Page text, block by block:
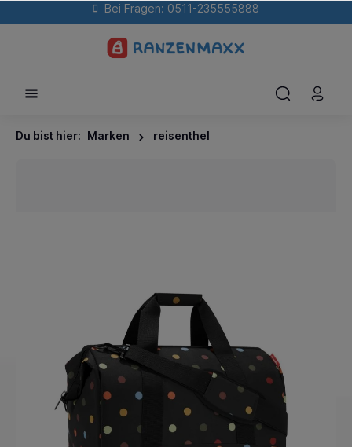
Bei Fragen: 0511-235555888
Du bist hier: Marken reisenthel